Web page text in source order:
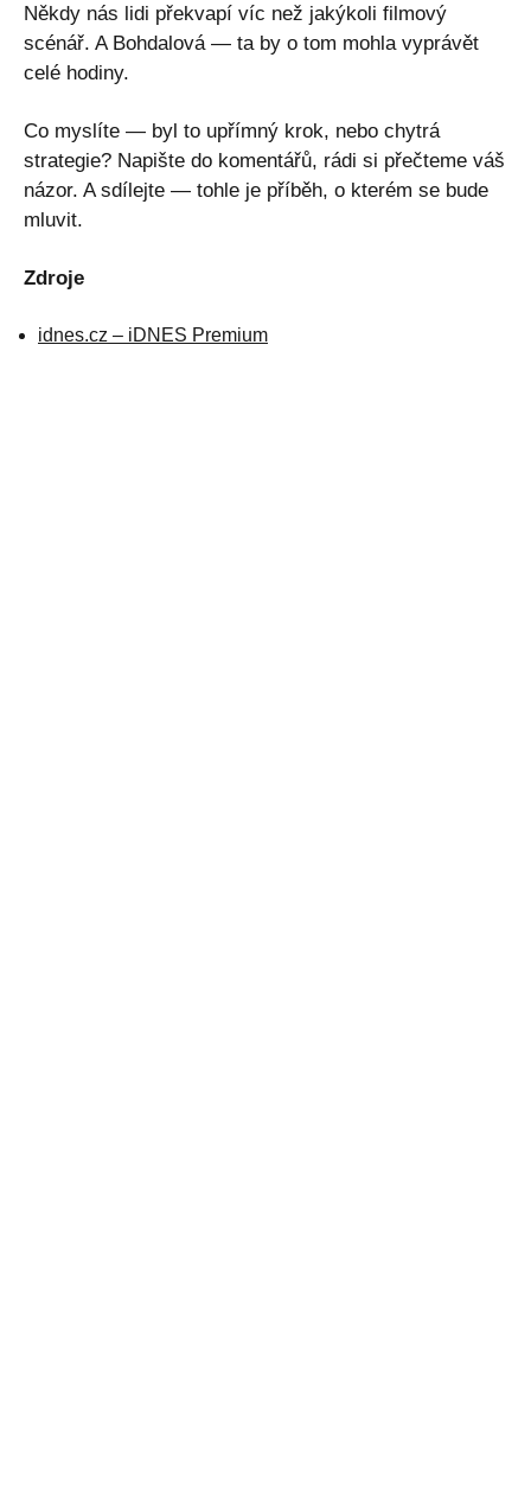
Někdy nás lidi překvapí víc než jakýkoli filmový
scénář. A Bohdalová — ta by o tom mohla vyprávět
celé hodiny.
Co myslíte — byl to upřímný krok, nebo chytrá
strategie? Napište do komentářů, rádi si přečteme váš
názor. A sdílejte — tohle je příběh, o kterém se bude
mluvit.
Zdroje
idnes.cz – iDNES Premium